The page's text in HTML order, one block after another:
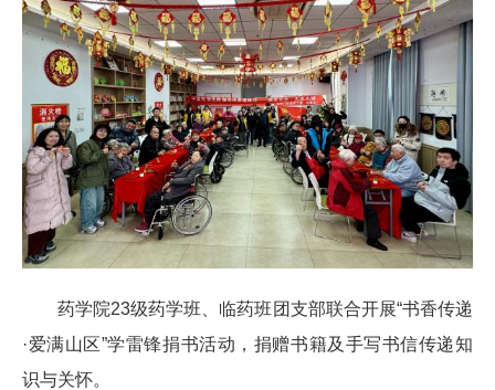
药学院23级药学班、临药班团支部联合开展“书香传递
·爱满山区”学雷锋捐书活动，捐赠书籍及手写书信传递知
识与关怀。